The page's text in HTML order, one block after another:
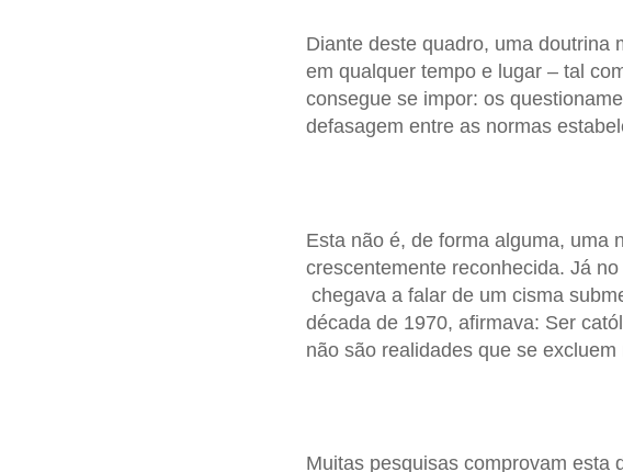
Diante deste quadro, uma doutrina
em qualquer tempo e lugar – tal
consegue se impor: os
defasagem entre as normas
Esta não é, de forma alguma, uma
crescentemente reconhecida. Já
chegava a falar de um cisma
década de 1970, afirmava: Ser
não são realidades que se
Muitas pesquisas comprovam esta